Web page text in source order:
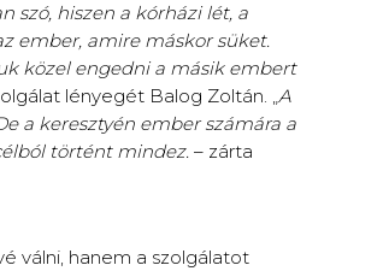
szó, hiszen a kórházi lét, a
ember, amire máskor süket.
közel engedni a másik embert
lényegét Balog Zoltán. „A
a keresztyén ember számára a
történt mindez. – zárta
válni, hanem a szolgálatot